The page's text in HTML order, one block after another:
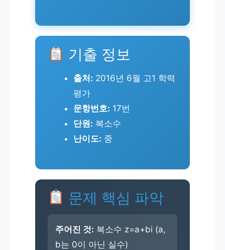
기출 정보
출처: 2016년 6월 고1 학력
평가
문항번호: 17번
단원: 복소수
난이도: 중
문제 핵심 파악
주어진 것: 복소수 z=a+bi (a,
b는 0이 아닌 실수)